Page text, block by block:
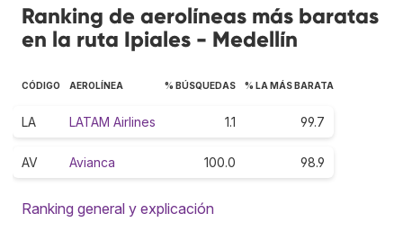
Ranking de aerolíneas más baratas
en la ruta Ipiales - Medellín
CÓDIGO AEROLÍNEA % BÚSQUEDAS % LA MÁS BARATA
LA LATAM Airlines 1.1 99.7
AV Avianca 100.0 98.9
Ranking general y explicación